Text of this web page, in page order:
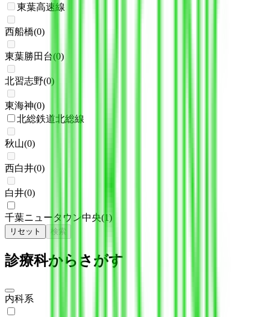
東葉高速線
西船橋(0)
東葉勝田台(0)
北習志野(0)
東海神(0)
北総鉄道北総線
秋山(0)
西白井(0)
白井(0)
千葉ニュータウン中央(1)
リセット 検索
診療科からさがす
内科系